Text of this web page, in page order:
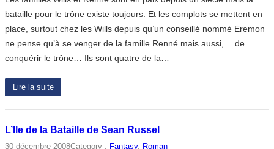
bataille pour le trône existe toujours. Et les complots se mettent en
place, surtout chez les Wills depuis qu’un conseillé nommé Eremon
ne pense qu’à se venger de la famille Renné mais aussi, …de
conquérir le trône… Ils sont quatre de la…
Lire la suite
L’Ile de la Bataille de Sean Russel
30 décembre 2008Category : Fantasy, Roman